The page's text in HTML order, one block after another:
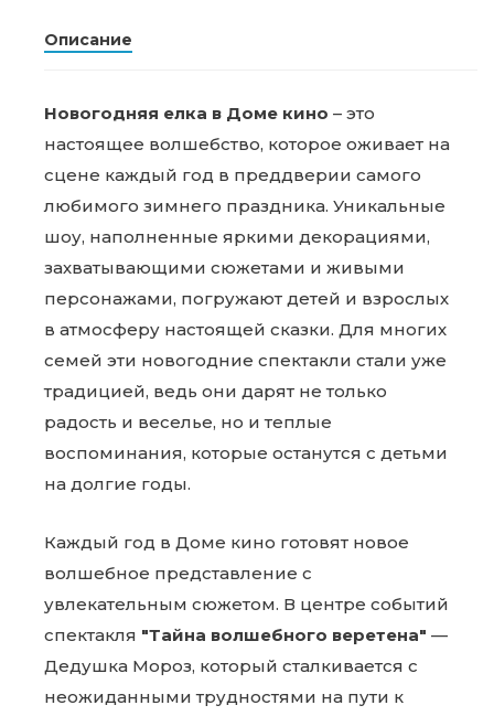
Описание
Новогодняя елка в Доме кино – это
настоящее волшебство, которое оживает на
сцене каждый год в преддверии самого
любимого зимнего праздника. Уникальные
шоу, наполненные яркими декорациями,
захватывающими сюжетами и живыми
персонажами, погружают детей и взрослых
в атмосферу настоящей сказки. Для многих
семей эти новогодние спектакли стали уже
традицией, ведь они дарят не только
радость и веселье, но и теплые
воспоминания, которые останутся с детьми
на долгие годы.
Каждый год в Доме кино готовят новое
волшебное представление с
увлекательным сюжетом. В центре событий
спектакля "Тайна волшебного веретена" —
Дедушка Мороз, который сталкивается с
неожиданными трудностями на пути к